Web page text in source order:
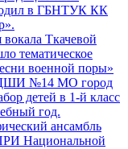
в ГБНТУК КК
вокала Ткачевой
тематическое
военной поры»
ДШИ №14 МО город
детей в 1-й класс
год.
ансамбль
Национальной